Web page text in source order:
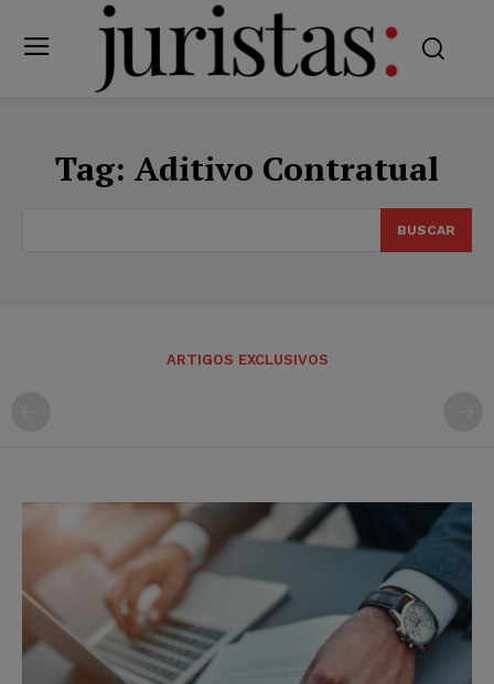
Tag: Aditivo Contratual
BUSCAR
ARTIGOS EXCLUSIVOS